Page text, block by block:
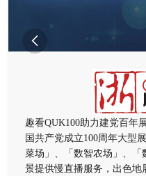
趣看QUK100助力建党百
国共产党成立100周年大型
菜场」、「数智农场」、「
景提供慢直播服务，出色地
